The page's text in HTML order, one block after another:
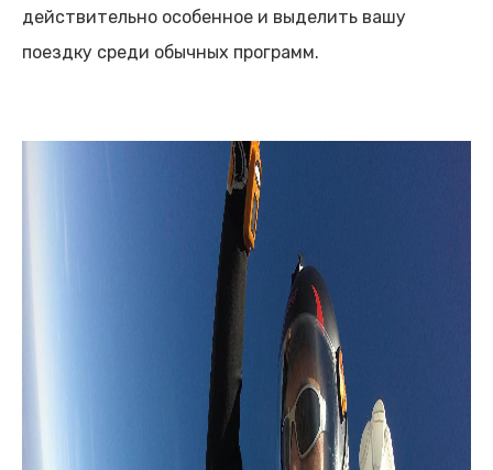
действительно особенное и выделить вашу
поездку среди обычных программ.